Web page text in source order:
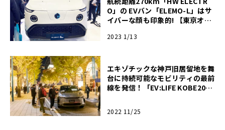
O」の EVバン「ELEMO-L」はサ
イバーな顔も印象的! 【東京オー
2023 1/13
エキゾチックな神戸旧居留地を舞
台に持続可能なモビリティの最前
線を発信！「EV:LIFE KOBE202
2022 11/25